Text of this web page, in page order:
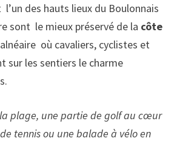
des hauts lieux du Boulonnais
sont le mieux préservé de la côte
où cavaliers, cyclistes et
sur les sentiers le charme
plage, une partie de golf au cœur
tennis ou une balade à vélo en